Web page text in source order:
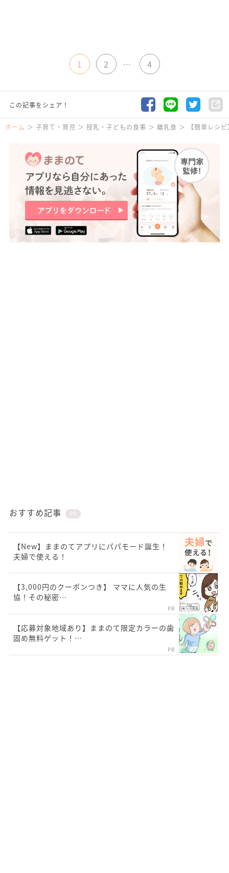
1 2 … 4
この記事をシェア！
ホーム 子育て・育児 授乳・子どもの食事 離乳食 【簡単レシ
おすすめ記事 PR
【New】ままのてアプリにパパモード誕生！
夫婦で使える！
【3,000円のクーポンつき】 ママに人気の生
協！その秘密…
PR
【応募対象地域あり】ままのて限定カラーの歯
固め無料ゲット！…
PR